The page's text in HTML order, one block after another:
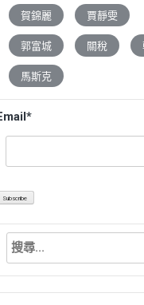
賀錦麗 賈靜雯
郭富城 關稅
馬斯克
搜